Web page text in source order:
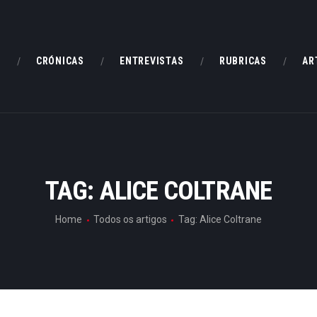
CRÓNICAS ENTREVISTAS RUBRICAS
TAG: ALICE COLTRANE
Home Todos os artigos Tag: Alice Coltrane
CRÓNICAS
ARTIGOS